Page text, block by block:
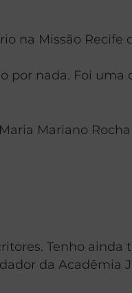
na Missão Recife
por nada. Foi uma
Mariano
Tenho ainda
da Acadêmia